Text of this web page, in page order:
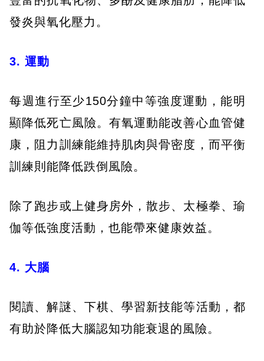
發炎與氧化壓力。
3. 運動
每週進行至少150分鐘中等強度運動，能明
顯降低死亡風險。有氧運動能改善心血管健
康，阻力訓練能維持肌肉與骨密度，而平衡
訓練則能降低跌倒風險。
除了跑步或上健身房外，散步、太極拳、瑜
伽等低強度活動，也能帶來健康效益。
4. 大腦
閱讀、解謎、下棋、學習新技能等活動，都
有助於降低大腦認知功能衰退的風險。